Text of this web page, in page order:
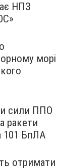
НПЗ
морі
сили ППО
ракети
101 БпЛА
отримати